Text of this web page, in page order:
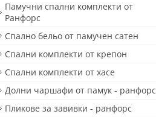
Памучни спални комплекти от
Ранфорс
Спално бельо от памучен сатен
Спални комплекти от крепон
Спални комплекти от хасе
Долни чаршафи от памук - ранфорс
Пликове за завивки - ранфорс